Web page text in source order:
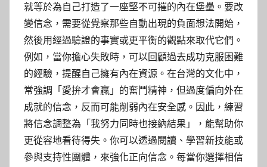
就等於為自己打造了一座堅不可摧的內在堡壘。要改
變信念，需要從覺察那些自動出現的負面想法開始，
然後用經過驗證的事實或更平衡的觀點來取代它們。
例如，當你擔心失敗時，可以回顧過去成功克服困難
的經驗，提醒自己擁有內在資源。在台灣的文化中，
常強調「愛拚才會贏」的奮鬥精神，但過度偏向外在
成就的信念，反而可能削弱內在安全感。因此，練習
將信念調整為「我努力同時也接納結果」，能幫助你
更從容地看待得失。你可以透過閱讀、學習新技能或
參與支持性團體，來強化正向信念。每當你選擇相信